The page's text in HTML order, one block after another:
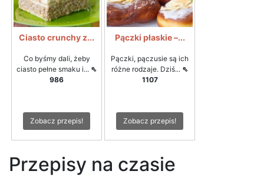
Ciasto crunchy z...
Co byśmy dali, żeby
ciasto pełne smaku i... ⇖
986
Zobacz przepis!
Pączki płaskie –...
Pączki, pączusie są ich
różne rodzaje. Dziś... ⇖
1107
Zobacz przepis!
Przepisy na czasie